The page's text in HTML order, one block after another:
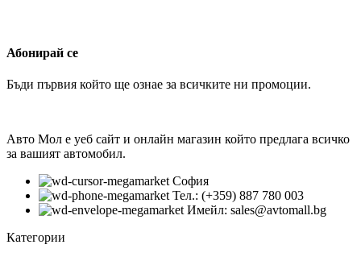
Абонирай се
Бъди първия който ще ознае за всичките ни промоции.
Авто Мол е уеб сайт и онлайн магазин който предлага всичко
за вашият автомобил.
София
Тел.: (+359) 887 780 003
Имейл: sales@avtomall.bg
Категории